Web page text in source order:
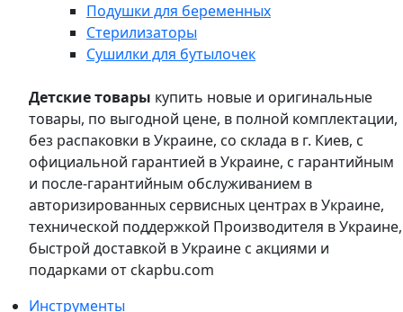
Подушки для беременных
Стерилизаторы
Сушилки для бутылочек
Детские товары купить новые и оригинальные
товары, по выгодной цене, в полной комплектации,
без распаковки в Украине, со склада в г. Киев, с
официальной гарантией в Украине, с гарантийным
и после-гарантийным обслуживанием в
авторизированных сервисных центрах в Украине,
технической поддержкой Производителя в Украине,
быстрой доставкой в Украине с акциями и
подарками от ckapbu.com
Инструменты